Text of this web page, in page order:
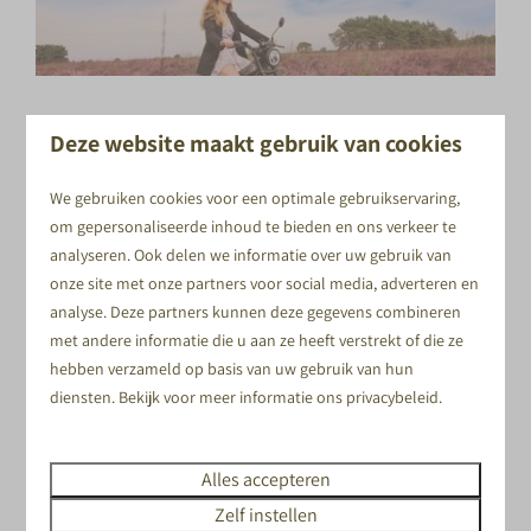
VEILIGHEID ONDERWEG
elektrische aanvoer? Nee hoor!De Brekr E-chopper
maakt gebruik van electrified sound. Dat wil zeggen dat
medeweggebrukers jou horen én dus zien aankomen. Het
geluid wordt kunstmatig opgewekt en houdt rekening met
de snelheid en stand van de gashendel.
Wil je er met vrienden of met z'n tweetjes lekker op uit?
Dan kan je bij Events op de Veluwe jouw E-chopper tour
WELKE KIES JIJ?
Deze website maakt gebruik van cookies
We gebruiken cookies voor een optimale gebruikservaring,
om gepersonaliseerde inhoud te bieden en ons verkeer te
analyseren. Ook delen we informatie over uw gebruik van
onze site met onze partners voor social media, adverteren en
analyse. Deze partners kunnen deze gegevens combineren
met andere informatie die u aan ze heeft verstrekt of die ze
hebben verzameld op basis van uw gebruik van hun
diensten. Bekijk voor meer informatie ons privacybeleid.
Alles accepteren
Zelf instellen